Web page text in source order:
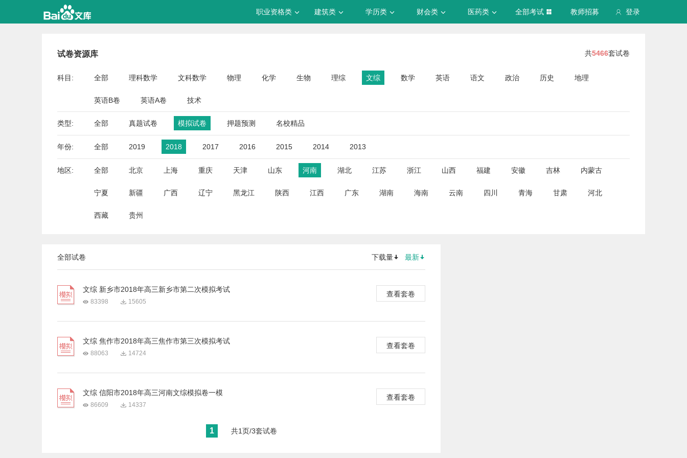
登录
职业资格类 建筑类 学历类 财会类 医药类 全部考试 教师招募
试卷资源库 共5466套试卷
科目: 全部 理科数学 文科数学 物理 化学 生物 理综 文综 数学 英语 语文 政治 历史 地理
英语B卷 英语A卷 技术
类型: 全部 真题试卷 模拟试卷 押题预测 名校精品
年份: 全部 2019 2018 2017 2016 2015 2014 2013
地区: 全部 北京 上海 重庆 天津 山东 河南 湖北 江苏 浙江 山西 福建 安徽 吉林 内蒙古
宁夏 新疆 广西 辽宁 黑龙江 陕西 江西 广东 湖南 海南 云南 四川 青海 甘肃 河北
西藏 贵州
全部试卷 下载量 最新
文综 新乡市2018年高三新乡市第二次模拟考试
83398 15605
查看套卷
文综 焦作市2018年高三焦作市第三次模拟考试
88063 14724
查看套卷
文综 信阳市2018年高三河南文综模拟卷一模
86609 14337
查看套卷
1 共1页/3套试卷